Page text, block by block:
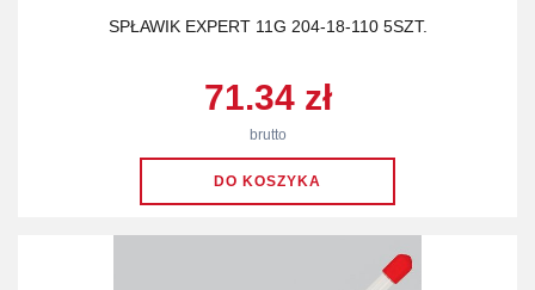
SPŁAWIK EXPERT 11G 204-18-110 5SZT.
71.34 zł
brutto